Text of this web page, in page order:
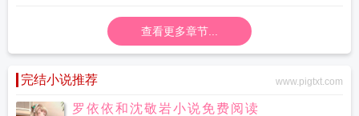
查看更多章节...
完结小说推荐 www.pigtxt.com
罗依依和沈敬岩小说免费阅读